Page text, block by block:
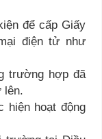
để cấp Giấy
điện tử như
trường hợp đã
lên.
hiện hoạt động